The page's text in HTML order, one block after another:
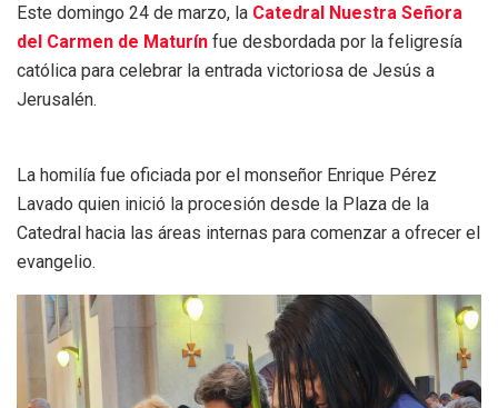
Este domingo 24 de marzo, la Catedral Nuestra Señora
del Carmen de Maturín fue desbordada por la feligresía
católica para celebrar la entrada victoriosa de Jesús a
Jerusalén.
La homilía fue oficiada por el monseñor Enrique Pérez
Lavado quien inició la procesión desde la Plaza de la
Catedral hacia las áreas internas para comenzar a ofrecer el
evangelio.